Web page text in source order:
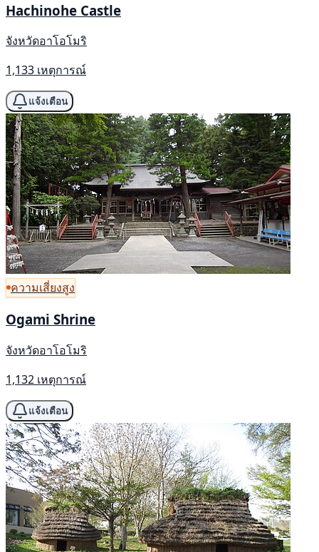
Hachinohe Castle
จังหวัดอาโอโมริ
1,133 เหตุการณ์
แจ้งเตือน
ความเสี่ยงสูง
Ogami Shrine
จังหวัดอาโอโมริ
1,132 เหตุการณ์
แจ้งเตือน